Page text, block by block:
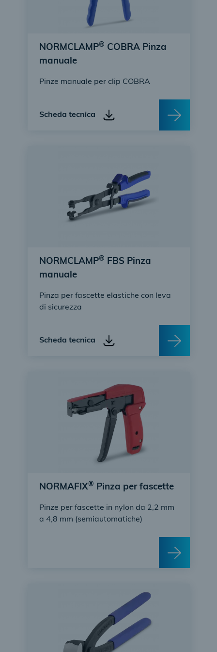
NORMCLAMP® COBRA Pinza
manuale
Pinze manuale per clip COBRA
Scheda tecnica
NORMCLAMP® FBS Pinza
manuale
Pinza per fascette elastiche con leva
di sicurezza
Scheda tecnica
NORMAFIX® Pinza per fascette
Pinze per fascette in nylon da 2,2 mm
a 4,8 mm (semiautomatiche)